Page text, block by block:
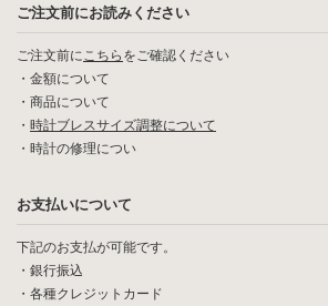
ご注文前にお読みください
ご注文前にこちら をご確認ください
・ 金額について
・ 商品について
・ 時計ブレスサイズ調整について
・ 時計の修理につい
お支払いについて
下記のお支払が可能です。
・銀行振込
・各種クレジットカード